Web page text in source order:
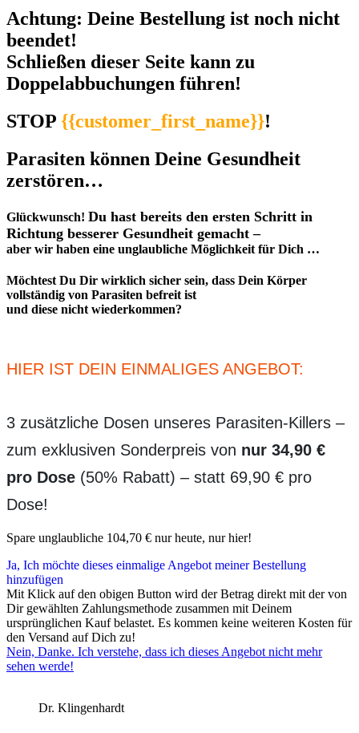
Achtung: Deine Bestellung ist noch nicht
beendet!
Schließen dieser Seite kann zu
Doppelabbuchungen führen!
STOP {{customer_first_name}}!
Parasiten können Deine Gesundheit
zerstören…
Glückwunsch! Du hast bereits den ersten Schritt in
Richtung besserer Gesundheit gemacht –
aber wir haben eine unglaubliche Möglichkeit für Dich …
Möchtest Du Dir wirklich sicher sein, dass Dein Körper
vollständig von Parasiten befreit ist
und diese nicht wiederkommen?
HIER IST DEIN EINMALIGES ANGEBOT:
3 zusätzliche Dosen unseres Parasiten-Killers –
zum exklusiven Sonderpreis von nur 34,90 €
pro Dose (50% Rabatt) – statt 69,90 € pro
Dose!
Spare unglaubliche 104,70 € nur heute, nur hier!
Ja, Ich möchte dieses einmalige Angebot meiner Bestellung
hinzufügen
Mit Klick auf den obigen Button wird der Betrag direkt mit der von
Dir gewählten Zahlungsmethode zusammen mit Deinem
ursprünglichen Kauf belastet. Es kommen keine weiteren Kosten für
den Versand auf Dich zu!
Nein, Danke. Ich verstehe, dass ich dieses Angebot nicht mehr
sehen werde!
Dr. Klingenhardt